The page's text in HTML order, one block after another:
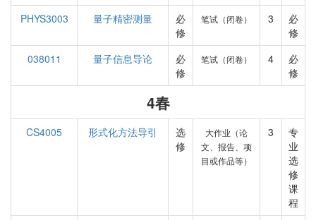
PHYS3003
量子精密测量
必
修
笔试（闭卷） 3
必
修
038011
量子信息导论
必
修
笔试（闭卷） 4
必
修
4春
CS4005 形式化方法导引
选
修
大作业（论
文、报告、项
目或作品等）
3
专
业
选
修
课
程